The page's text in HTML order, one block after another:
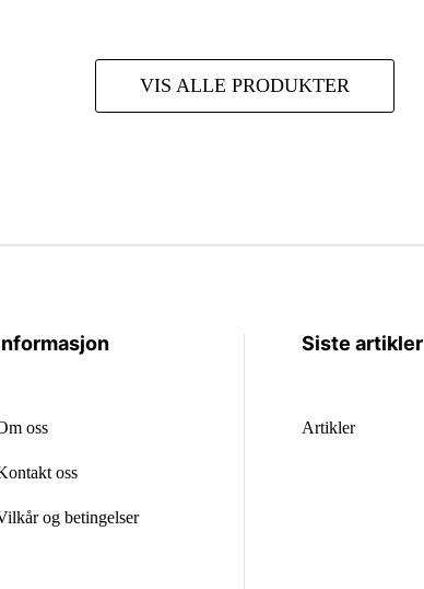
VIS ALLE PRODUKTER
oss
oss
og betingelser
Siste artikler
Artikler